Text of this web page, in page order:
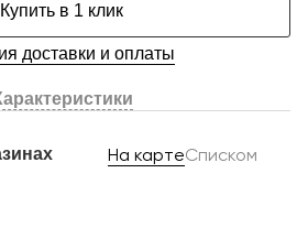
Купить в 1 клик
доставки и оплаты
На картеСписком